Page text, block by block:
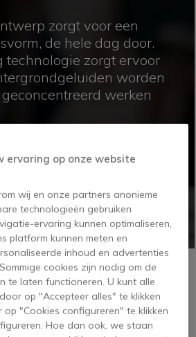
zorgt voor een
de hele dag door.
technologie zorgt ervoor
worden
werken
5220 en 7225!
3225
ervaring op onze website
wij en onze partners anonieme
technologieën gebruiken
ervaring kunnen optimaliseren,
platform kunnen meten en
inhoud en advertenties
cookies zijn nodig om de
te laten functioneren. U kunt alle
op "Accepteer alles" te klikken
"Cookies configureren" te klikken
Hoe dan ook, we staan